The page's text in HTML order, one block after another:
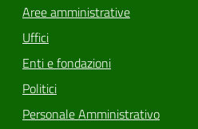
Aree amministrative
Uffici
Enti e fondazioni
Politici
Personale Amministrativo